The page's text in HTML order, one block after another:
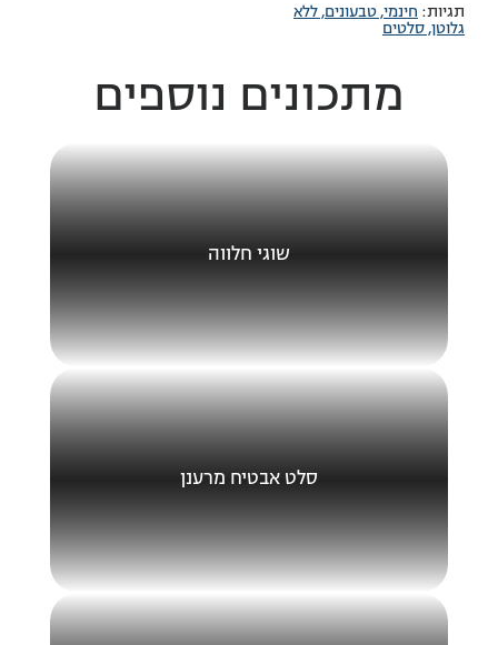
תגיות: חינמי,טבעונים,ללא
גלוטן,סלטים
מתכונים נוספים
שוגי חלווה
סלט אבטיח מרענן